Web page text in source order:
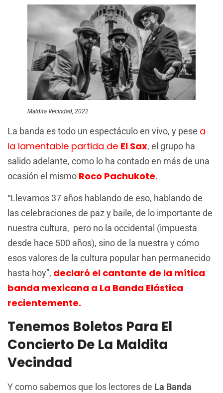
Maldita Vecindad, 2022
La banda es todo un espectáculo en vivo, y pese a
la lamentable partida de El Sax, el grupo ha
salido adelante, como lo ha contado en más de una
ocasión el mismo Roco Pachukote.
“Llevamos 37 años hablando de eso, hablando de
las celebraciones de paz y baile, de lo importante de
nuestra cultura, pero no la occidental (impuesta
desde hace 500 años), sino de la nuestra y cómo
esos valores de la cultura popular han permanecido
hasta hoy”, declaró el cantante de la mítica
banda mexicana a La Banda Elástica
recientemente.
Tenemos Boletos Para El
Concierto De La Maldita
Vecindad
Y como sabemos que los lectores de La Banda